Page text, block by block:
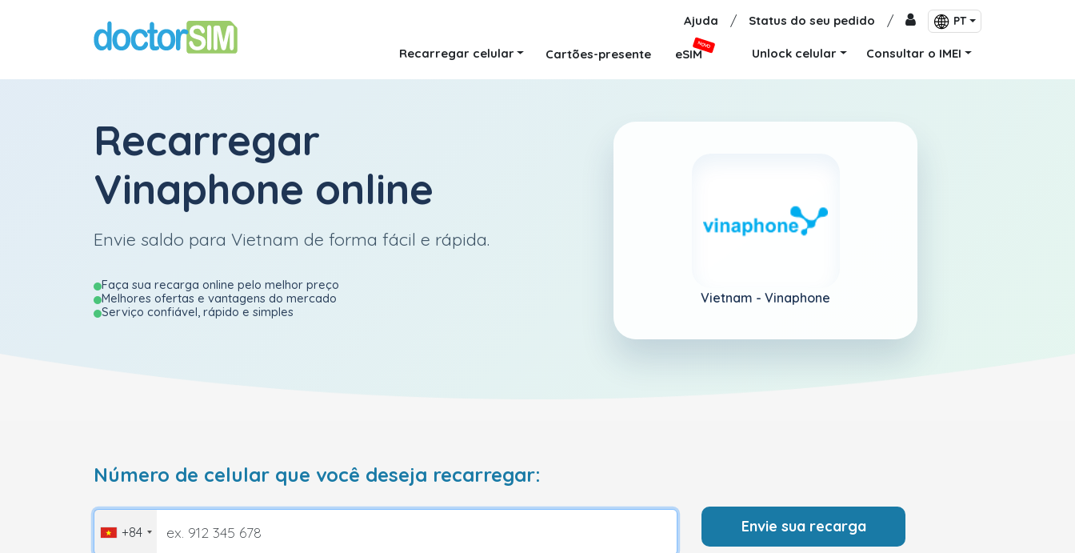
Ajuda / Status do seu pedido / PT
Recarregar celular Cartões-presente eSIM
NOVO
Unlock celular Consultar o IMEI
Recarregar
Vinaphone online
Envie saldo para Vietnam de forma fácil e rápida.
Faça sua recarga online pelo melhor preço
Melhores ofertas e vantagens do mercado
Serviço confiável, rápido e simples
Vietnam - Vinaphone
Número de celular que você deseja recarregar:
+84 Envie sua recarga